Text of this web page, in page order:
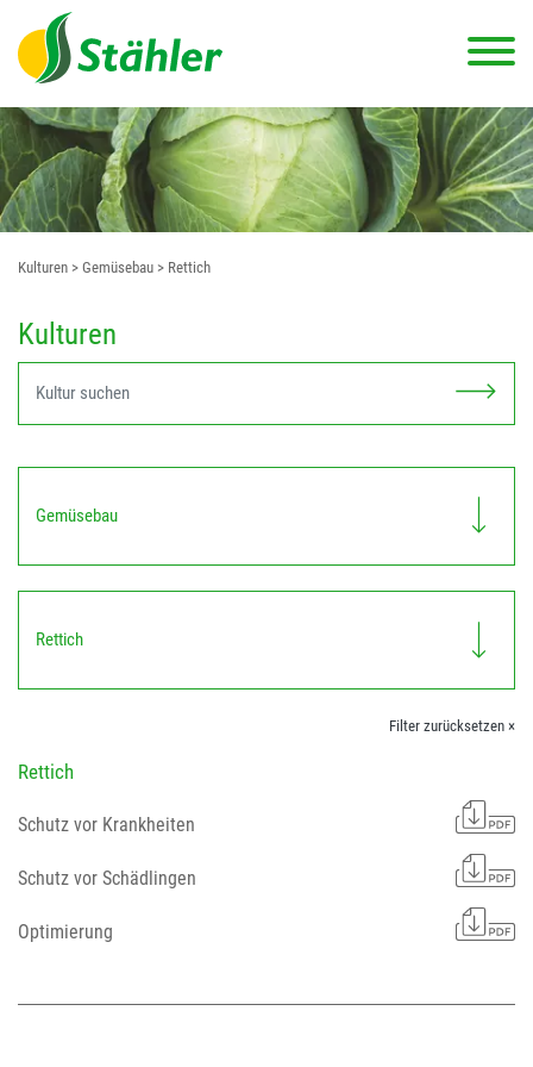
Kulturen > Gemüsebau > Rettich
Kulturen
Gemüsebau
Rettich
Filter zurücksetzen ×
Rettich
Schutz vor Krankheiten
Schutz vor Schädlingen
Optimierung